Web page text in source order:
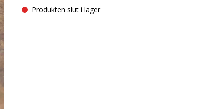
Produkten slut i lager